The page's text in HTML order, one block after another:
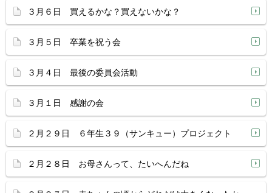
３月６日 買えるかな？買えないかな？
３月５日 卒業を祝う会
３月４日 最後の委員会活動
３月１日 感謝の会
２月２９日 ６年生３９（サンキュー）プロジェクト
２月２８日 お母さんって、たいへんだね